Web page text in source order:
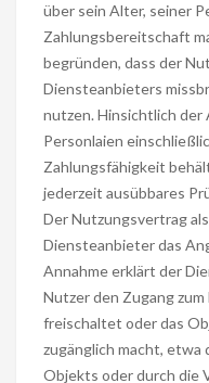
über sein Alter, seiner
Zahlungsbereitschaft
begründen, dass der
Diensteanbieters
nutzen. Hinsichtlich der
Personlaien
Zahlungsfähigkeit
jederzeit ausübbares
Der Nutzungsvertrag
Diensteanbieter das
Annahme erklärt der
Nutzer den Zugang
freischaltet oder das
zugänglich macht, etwa
Objekts oder durch die